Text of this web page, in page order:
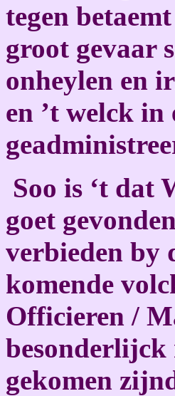
tegen
groot gevaar
onheylen en
en ’t welck
Soo is ‘t dat
goet
verbieden by
komende
Officieren /
besonderlijck
gekomen